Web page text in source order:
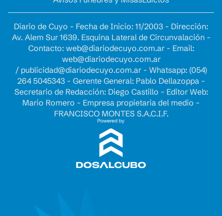
Diario de Cuyo - Fecha de Inicio: 11/2003 - Dirección:
Av. Alem Sur 1639. Esquina Lateral de Circunvalación -
Contacto: web@diariodecuyo.com.ar- Email:
web@diariodecuyo.com.ar
/ publicidad@diariodecuyo.com.ar- Whatsapp: (054)
264 5045343 - Gerente General: Pablo Dellazoppa -
Secretario de Redacción: Diego Castillo - Editor Web:
Mario Romero - Empresa propietaria del medio -
FRANCISCO MONTES S.A.C.I.F.